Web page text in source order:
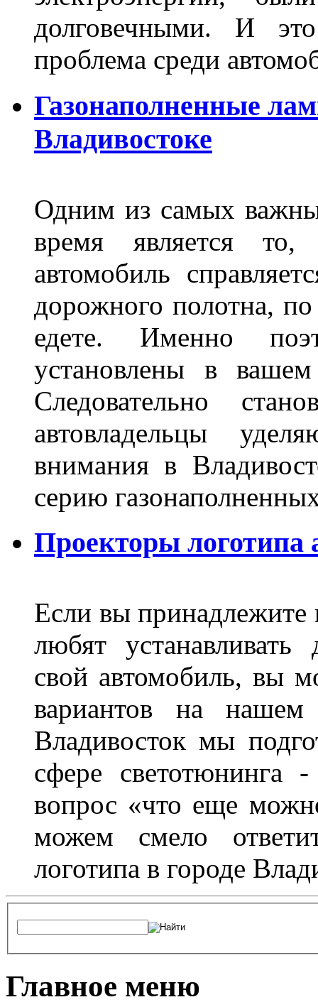
долговечными. И
проблема среди
Газонаполненные
Владивостоке
Одним из самых
время является то,
автомобиль
дорожного полотна,
едете. Именно
установлены в
Следовательно
автовладельцы
внимания в
серию
Проекторы логотипа
Если вы принадлежите
любят устанавливать
свой автомобиль, вы
вариантов на
Владивосток мы
сфере светотюнинга
вопрос «что еще
можем смело
логотипа в городе
Главное меню